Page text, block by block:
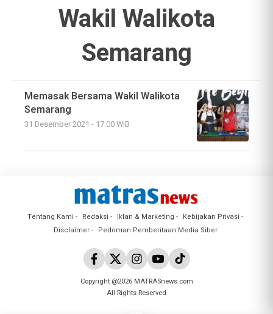
Wakil Walikota
Semarang
Memasak Bersama Wakil Walikota
Semarang
31 Desember 2021 - 17:00 WIB
Tentang Kami Redaksi Iklan & Marketing
Kebijakan Privasi
Disclaimer
Pedoman Pemberitaan Media Siber
Copyright @2026 MATRASnews.com
All Rights Reserved